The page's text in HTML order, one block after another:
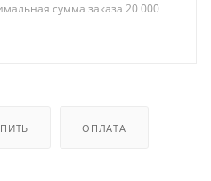
сумма заказа 20 000
ОПЛАТА